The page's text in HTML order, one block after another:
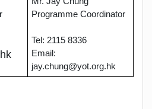
Programme Coordinator
Tel: 2115 8336
Email:
jay.chung@yot.org.hk